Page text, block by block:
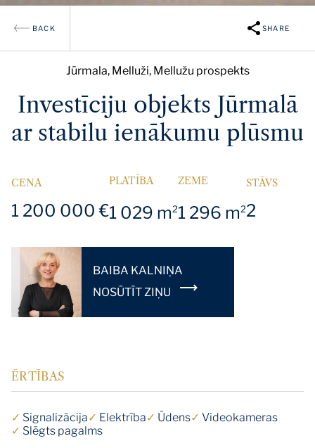
BACK SHARE
Jūrmala, Melluži, Mellužu prospekts
Investīciju objekts Jūrmalā
ar stabilu ienākumu plūsmu
CENA
1 200 000 €
PLATĪBA
1 029 m2
ZEME
1 296 m2
STĀVS
2
BAIBA KALNIŅA
NOSŪTĪT ZIŅU
ĒRTĪBAS
✓ Signalizācija✓ Elektrība✓ Ūdens✓ Videokameras
✓ Slēgts pagalms